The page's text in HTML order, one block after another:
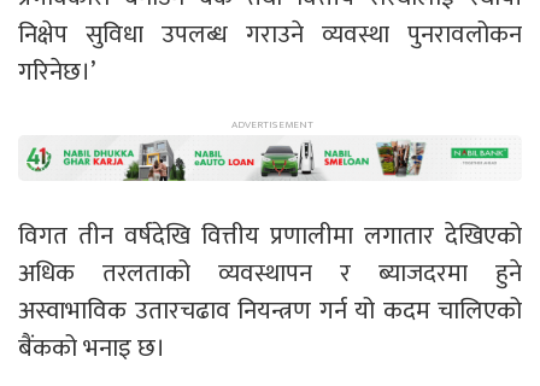
निक्षेप सुविधा उपलब्ध गराउने व्यवस्था पुनरावलोकन
गरिनेछ।’
विगत तीन वर्षदेखि वित्तीय प्रणालीमा लगातार देखिएको
अधिक तरलताको व्यवस्थापन र ब्याजदरमा हुने
अस्वाभाविक उतारचढाव नियन्त्रण गर्न यो कदम चालिएको
बैंकको भनाइ छ।